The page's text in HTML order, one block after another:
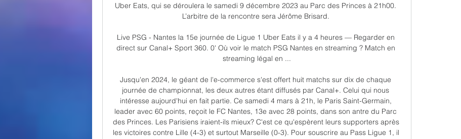
Uber Eats, qui se déroulera le samedi 9 décembre 2023 au Parc des Princes à 21h00.
L’arbitre de la rencontre sera Jérôme Brisard.
Live PSG - Nantes la 15e journée de Ligue 1 Uber Eats il y a 4 heures — Regarder en
direct sur Canal+ Sport 360. 0' Où voir le match PSG Nantes en streaming ? Match en
streaming légal en ...
Jusqu'en 2024, le géant de l'e-commerce s'est offert huit matchs sur dix de chaque
journée de championnat, les deux autres étant diffusés par Canal+. Celui qui nous
intéresse aujourd'hui en fait partie. Ce samedi 4 mars à 21h, le Paris Saint-Germain,
leader avec 60 points, reçoit le FC Nantes, 13e avec 28 points, dans son antre du Parc
des Princes. Les Parisiens iraient-ils mieux? C'est ce qu'espèrent leurs supporters après
les victoires contre Lille (4-3) et surtout Marseille (0-3). Pour souscrire au Pass Ligue 1, il